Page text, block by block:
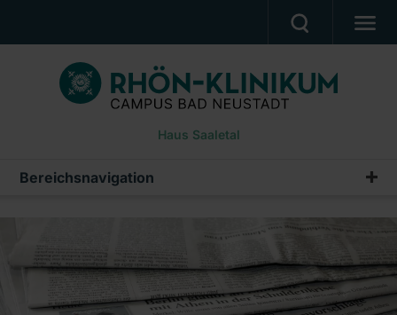
BEHANDLUNGSANGEBOT
PATIENTEN & ANGEHÖRIGE
WUNSCH- & WAHLRECHT
BERUF & KARRIERE
Ein Unternehmen der RHÖN-KLINIKUM AG
Haus Saaletal
Bereichsnavigation
Pressemeldungen